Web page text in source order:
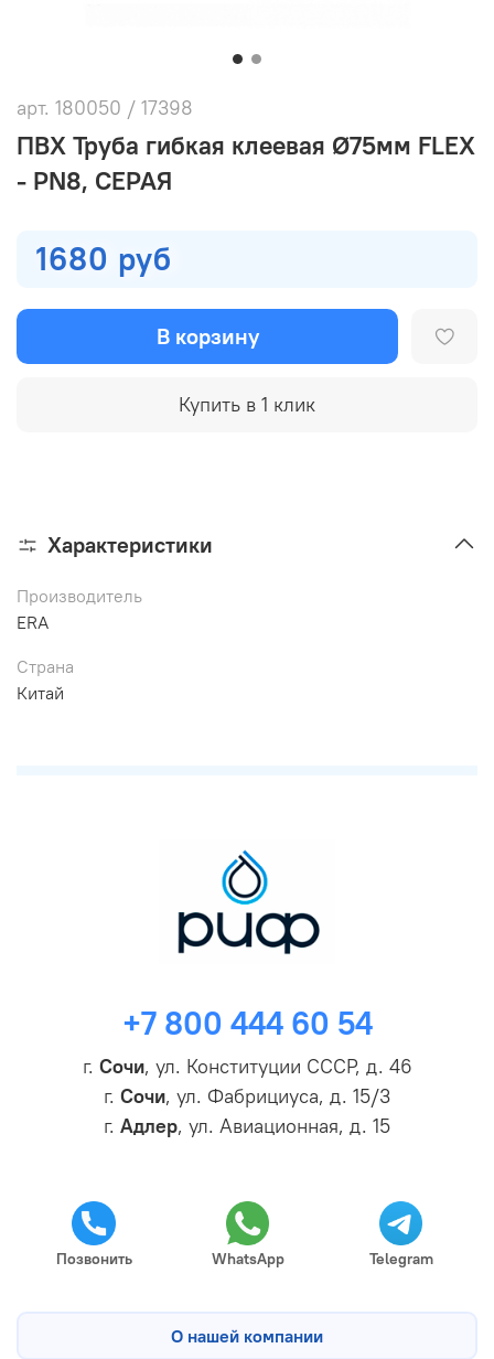
арт. 180050 / 17398
ПВХ Труба гибкая клеевая Ø75мм FLEX
- PN8, СЕРАЯ
1680 руб
В корзину
Купить в 1 клик
Характеристики
Производитель
ERA
Страна
Китай
+7 800 444 60 54
г. Сочи, ул. Конституции СССР, д. 46
г. Сочи, ул. Фабрициуса, д. 15/3
г. Адлер, ул. Авиационная, д. 15
Позвонить WhatsApp Telegram
О нашей компании